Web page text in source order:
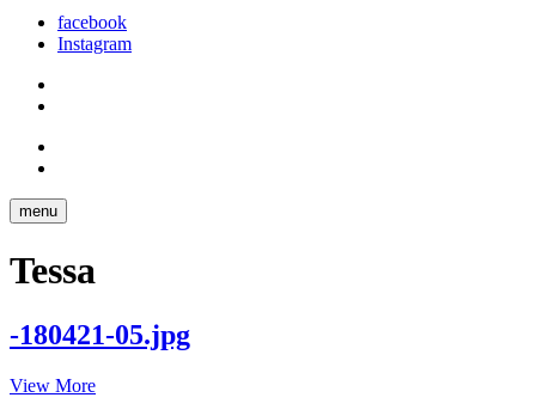
facebook
Instagram
menu
Tessa
-180421-05.jpg
View More-180421-